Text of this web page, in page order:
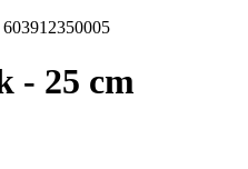
603912350005
- 25 cm